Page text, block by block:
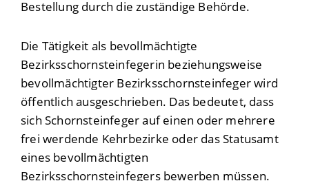
Bestellung durch die zuständige Behörde.
Die Tätigkeit als bevollmächtigte
Bezirksschornsteinfegerin beziehungsweise
bevollmächtigter Bezirksschornsteinfeger wird
öffentlich ausgeschrieben. Das bedeutet, dass
sich Schornsteinfeger auf einen oder mehrere
frei werdende Kehrbezirke oder das Statusamt
eines bevollmächtigten
Bezirksschornsteinfegers bewerben müssen.